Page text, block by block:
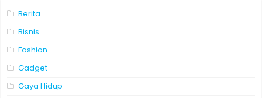
Berita
Bisnis
Fashion
Gadget
Gaya Hidup